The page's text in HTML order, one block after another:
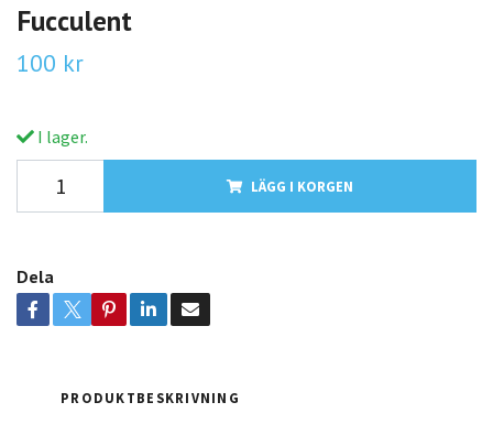
Fucculent
100 kr
I lager.
LÄGG I KORGEN
Dela
PRODUKTBESKRIVNING